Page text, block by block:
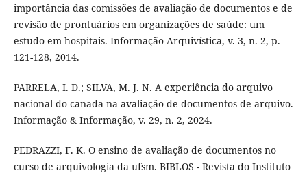
importância das comissões de avaliação de documentos e de
revisão de prontuários em organizações de saúde: um
estudo em hospitais. Informação Arquivística, v. 3, n. 2, p.
121-128, 2014.
PARRELA, I. D.; SILVA, M. J. N. A experiência do arquivo
nacional do canada na avaliação de documentos de arquivo.
Informação & Informação, v. 29, n. 2, 2024.
PEDRAZZI, F. K. O ensino de avaliação de documentos no
curso de arquivologia da ufsm. BIBLOS - Revista do Instituto